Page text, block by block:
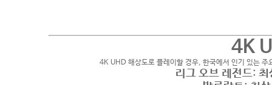
4K
4K UHD 해상도로 플레이할 경우, 한국에서 인기 있는
리그 오브 레전드: 최